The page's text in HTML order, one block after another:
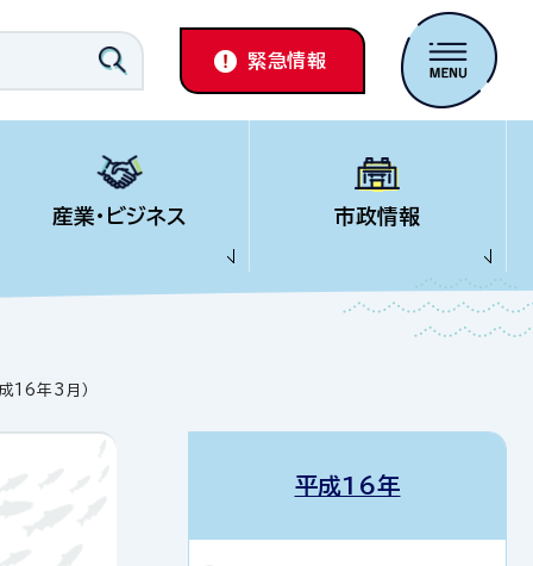
緊急情報
産業・ビジネス 市政情報
16年3月）
平成16年